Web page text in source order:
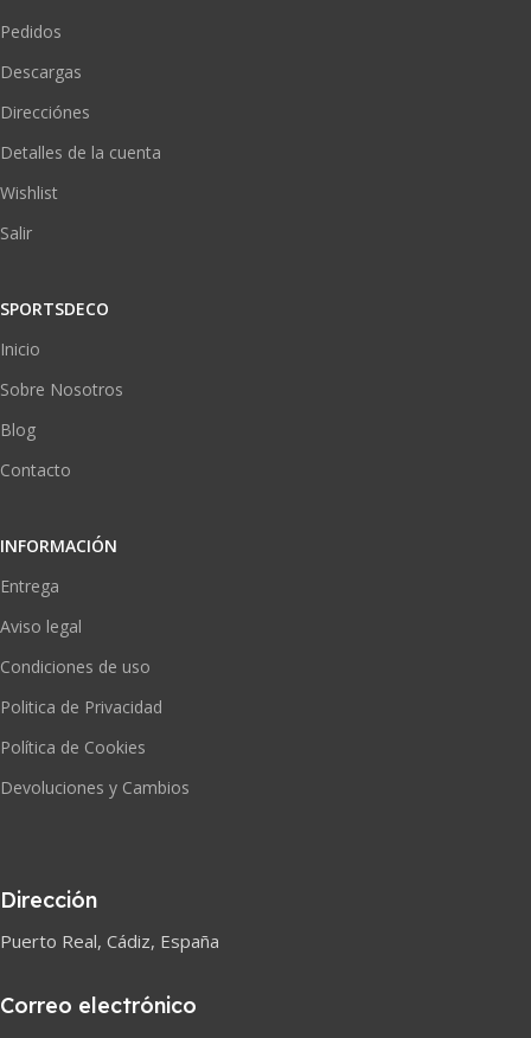
Pedidos
Descargas
Direcciónes
Detalles de la cuenta
Wishlist
Salir
SPORTSDECO
Inicio
Sobre Nosotros
Blog
Contacto
INFORMACIÓN
Entrega
Aviso legal
Condiciones de uso
Politica de Privacidad
Política de Cookies
Devoluciones y Cambios
Dirección
Puerto Real, Cádiz, España
Correo electrónico